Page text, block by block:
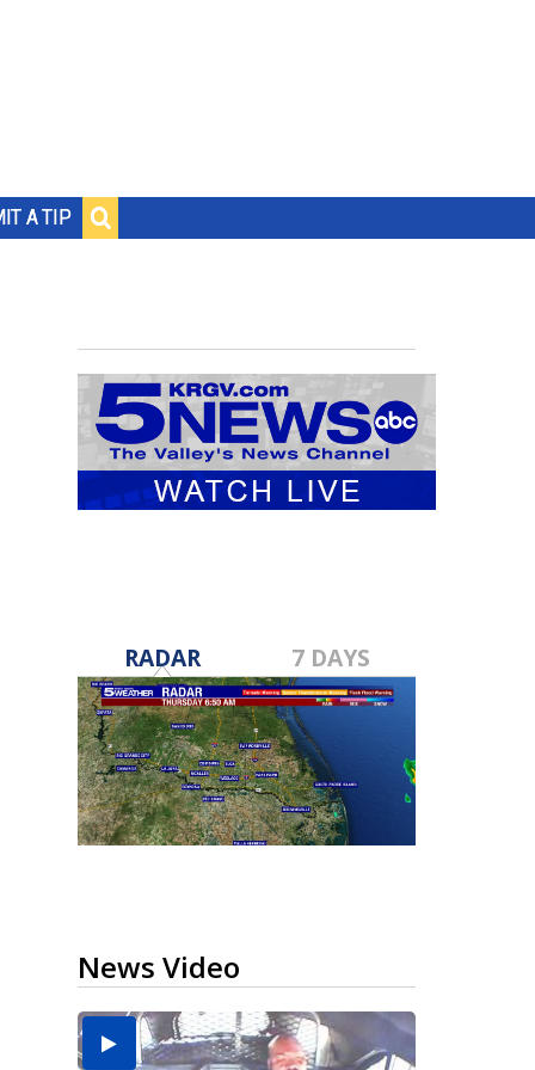
A TIP
RADAR 7 DAYS
News Video